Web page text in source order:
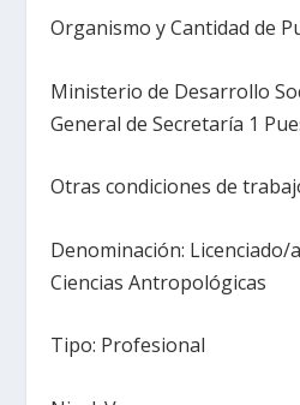
Organismo y Cantidad de
Ministerio de Desarrollo
General de Secretaría 1
Otras condiciones de
Denominación: Licenciado/
Ciencias Antropológicas
Tipo: Profesional